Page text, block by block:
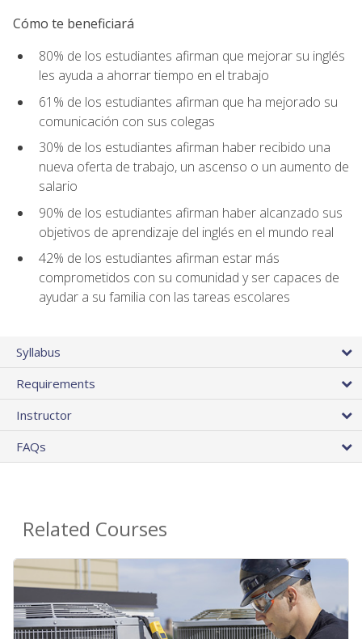
Cómo te beneficiará
80% de los estudiantes afirman que mejorar su inglés
les ayuda a ahorrar tiempo en el trabajo
61% de los estudiantes afirman que ha mejorado su
comunicación con sus colegas
30% de los estudiantes afirman haber recibido una
nueva oferta de trabajo, un ascenso o un aumento de
salario
90% de los estudiantes afirman haber alcanzado sus
objetivos de aprendizaje del inglés en el mundo real
42% de los estudiantes afirman estar más
comprometidos con su comunidad y ser capaces de
ayudar a su familia con las tareas escolares
Syllabus
Requirements
Instructor
FAQs
Related Courses